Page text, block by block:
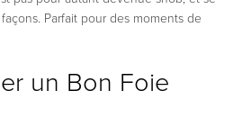
Parfait pour des moments de
un Bon Foie